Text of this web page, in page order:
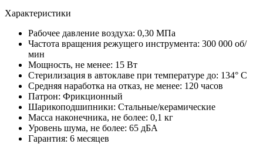
Характеристики
Рабочее давление воздуха: 0,30 МПа
Частота вращения режущего инструмента: 300 000 об/
мин
Мощность, не менее: 15 Вт
Стерилизация в автоклаве при температуре до: 134° С
Средняя наработка на отказ, не менее: 120 часов
Патрон: Фрикционный
Шарикоподшипники: Стальные/керамические
Масса наконечника, не более: 0,1 кг
Уровень шума, не более: 65 дБА
Гарантия: 6 месяцев